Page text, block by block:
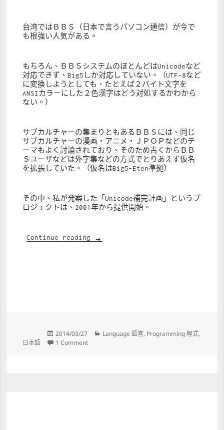
台湾ではＢＢＳ（日本で言うパソコン通信）が今で
も根強い人気がある。
もちろん、ＢＢＳシステムのほとんどはUnicodeなど
対応できず、Big5しか対応していない。（UTF-8など
に変換しようとしても、たとえば２バイト文字を
ANSIカラーにした２色漢字はどう対処するかわから
ない。）
サブカルチャーの集まりともあるＢＢＳには、同じ
サブカルチャーの漫画・アニメ・ＪＰＯＰなどのテ
ーマもよく討論されており、そのため古くからＢＢ
Ｓユーザなどは外字集などの方式でとりあえず仮名
を拡張していた。（仮名はBig5-Eten準拠）
その中、私が発案した「Unicode補完計画」というプ
ロジェクトは、2001年から提供開始。
Continue reading 最初から語る Big5-UAO
Posted
on
2014/03/27 Categories
Language 語言, Programming 程式
日本語
1 Commenton 最初から語る Big5-UAO